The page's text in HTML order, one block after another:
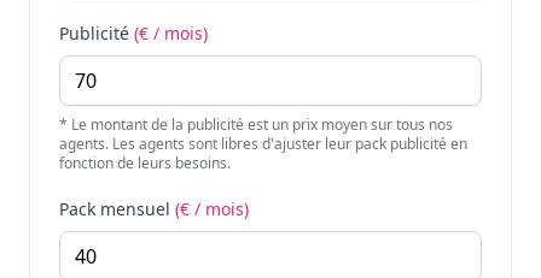
Publicité (€ / mois)
* Le montant de la publicité est un prix moyen sur tous nos
agents. Les agents sont libres d'ajuster leur pack publicité en
fonction de leurs besoins.
Pack mensuel (€ / mois)